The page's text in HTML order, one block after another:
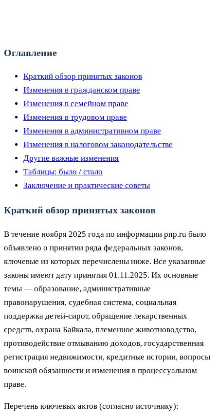
Оглавление
Краткий обзор принятых законов
Изменения в гражданском праве
Изменения в семейном праве
Изменения в трудовом праве
Изменения в административном праве
Изменения в налоговом законодательстве
Другие важные изменения
Таблицы: было / стало
Заключение и практические советы
Краткий обзор принятых законов
В течение ноября 2025 года по информации pnp.ru было
объявлено о принятии ряда федеральных законов,
ключевые из которых перечислены ниже. Все указанные
законы имеют дату принятия 01.11.2025. Их основные
темы — образование, административные
правонарушения, судебная система, социальная
поддержка детей-сирот, обращение лекарственных
средств, охрана Байкала, племенное животноводство,
противодействие отмыванию доходов, государственная
регистрация недвижимости, кредитные истории, вопросы
воинской обязанности и изменения в процессуальном
праве.
Перечень ключевых актов (согласно источнику):